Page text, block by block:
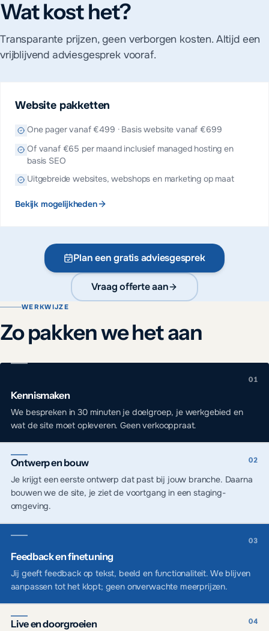
Wat kost het?
Transparante prijzen, geen verborgen kosten. Altijd een
vrijblijvend adviesgesprek vooraf.
Website pakketten
One pager vanaf €499 · Basis website vanaf €699
Of vanaf €65 per maand inclusief managed hosting en
basis SEO
Uitgebreide websites, webshops en marketing op maat
Bekijk mogelijkheden
Plan een gratis adviesgesprek
Vraag offerte aan
WERKWIJZE
Zo pakken we het aan
Kennismaken
We bespreken in 30 minuten je doelgroep, je werkgebied en
wat de site moet opleveren. Geen verkooppraat.
Ontwerp en bouw
Je krijgt een eerste ontwerp dat past bij jouw branche. Daarna
bouwen we de site, je ziet de voortgang in een staging-
omgeving.
Feedback en finetuning
Jij geeft feedback op tekst, beeld en functionaliteit. We blijven
aanpassen tot het klopt; geen onverwachte meerprijzen.
Live en doorgroeien